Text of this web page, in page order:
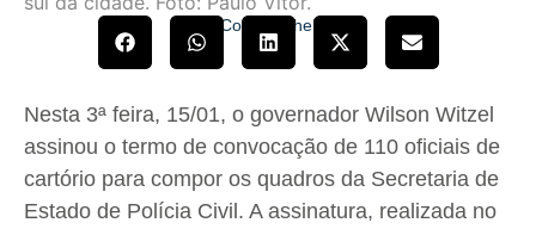
Compartilhe!
Nesta 3ª feira, 15/01, o governador Wilson Witzel
assinou o termo de convocação de 110 oficiais de
cartório para compor os quadros da Secretaria de
Estado de Polícia Civil. A assinatura, realizada no